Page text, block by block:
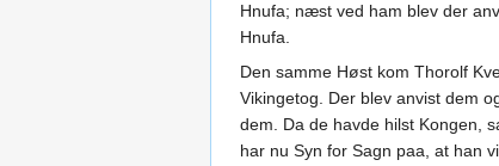
Hnufa; næst ved ham blev der
Hnufa.
Den samme Høst kom Thorolf
Vikingetog. Der blev anvist dem
dem. Da de havde hilst Kongen,
har nu Syn for Sagn paa, at han